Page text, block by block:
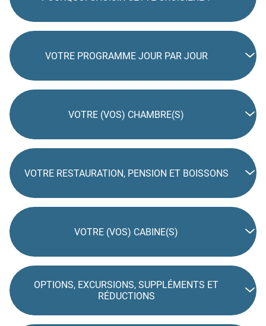
VOTRE PROGRAMME JOUR PAR JOUR
VOTRE (VOS) CHAMBRE(S)
VOTRE RESTAURATION, PENSION ET BOISSONS
VOTRE (VOS) CABINE(S)
OPTIONS, EXCURSIONS, SUPPLÉMENTS ET
RÉDUCTIONS